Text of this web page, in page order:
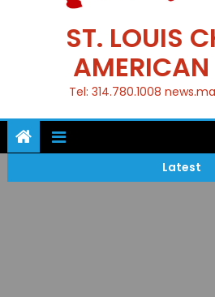
ST. LOUIS
Tel: 314.780.1008
Latest